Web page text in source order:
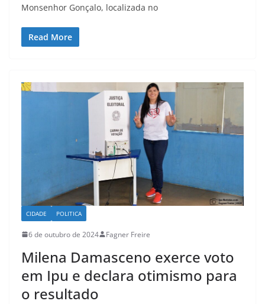
Monsenhor Gonçalo, localizada no
Read More
CIDADE POLITICA
6 de outubro de 2024 Fagner Freire
Milena Damasceno exerce voto
em Ipu e declara otimismo para
o resultado